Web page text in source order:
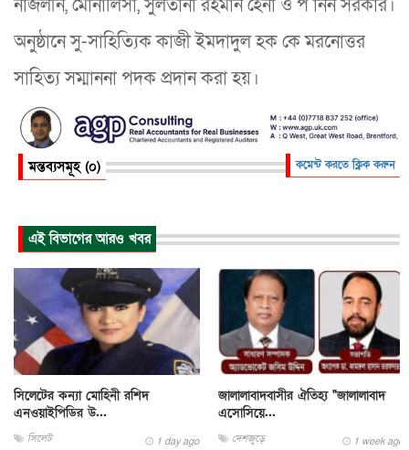
নাজলীন, মোনালিসা, সুলতানা রহমান হেনা ও প ানন সরকার।
অনুষ্ঠানে সু-সাহিত্যিক কাজী ইমদাদুল হক কে মরনোত্তর
সাহিত্য সম্মাননা পদক প্রদান করা হয়।
মন্তব্যসমূহ (০) কমেন্ট করতে ক্লিক করুন
এই বিভাগের আরও খবর
সিলেটের কন্যা মোহিনী রশিদ
এনওয়াইপিডির উ...
সিলেট 1 day ago
জালালাবাদবাসীর ঐতিহ্য "জালালাবাদ
এসোসিয়ে...
দেশজুড়ে 1 week ago